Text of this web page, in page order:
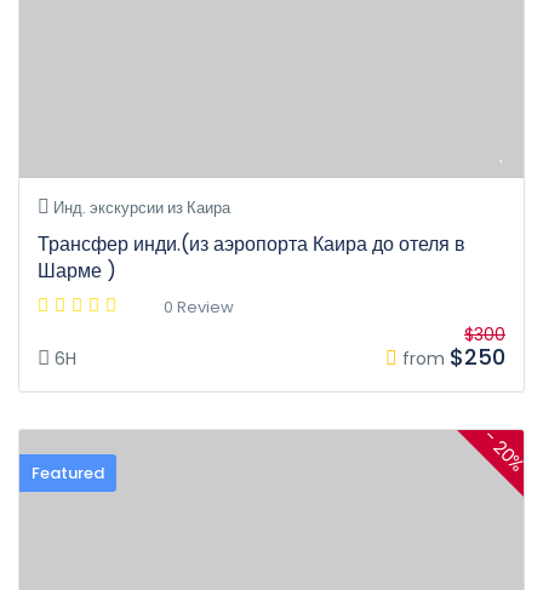
Инд. экскурсии из Каира
Трансфер инди.(из аэропорта Каира до отеля в
Шарме )
0 Review
6H from
$300
$250
Featured - 20%